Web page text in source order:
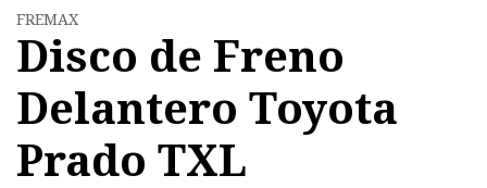
FREMAX
Disco de Freno
Delantero Toyota
Prado TXL